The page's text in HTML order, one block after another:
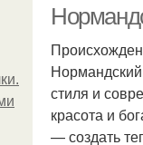
стиля и
красота и
— создать